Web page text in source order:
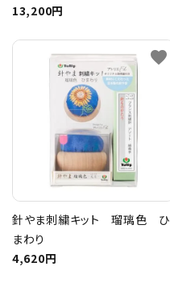
13,200円
針やま刺繍キット 瑠璃色 ひ
まわり
4,620円
favorite